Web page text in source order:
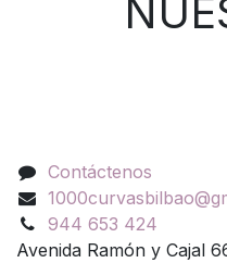
Contáctenos
944 653 424
Avenida Ramón y Cajal